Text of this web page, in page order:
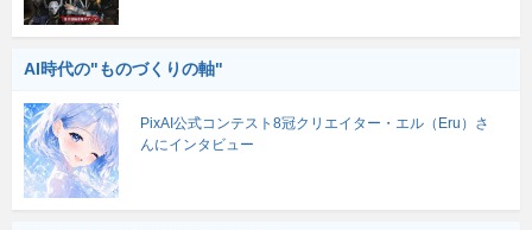
AI時代の"ものづくりの軸"
PixAI公式コンテスト8冠クリエイター・エル（Eru）さ
んにインタビュー